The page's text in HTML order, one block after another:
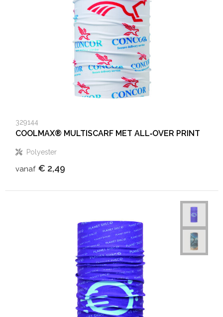
329144
COOLMAX® MULTISCARF MET ALL‑OVER PRINT
Polyester
vanaf € 2,49